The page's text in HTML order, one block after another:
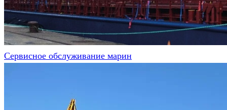
Сервисное обслуживание марин